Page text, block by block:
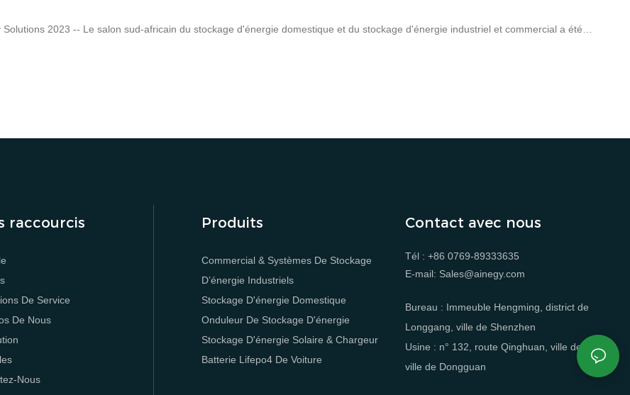
Solutions 2023 -- Le salon sud-africain du stockage d'énergie domestique et du stockage d'énergie industriel et commercial a été
raccourcis
De Service
De Nous
Nous
Produits
Commercial & Systèmes De Stockage
D’énergie Industriels
Stockage D'énergie Domestique
Onduleur De Stockage D'énergie
Stockage D'énergie Solaire & Chargeur
Batterie Lifepo4 De Voiture
Contact avec nous
Tél : +86 0769-89333635
E-mail: Sales@ainegy.com
Bureau : Immeuble Hengming, district de
Longgang, ville de Shenzhen
Usine : n° 132, route Qinghuan, ville de Qingxi,
ville de Dongguan